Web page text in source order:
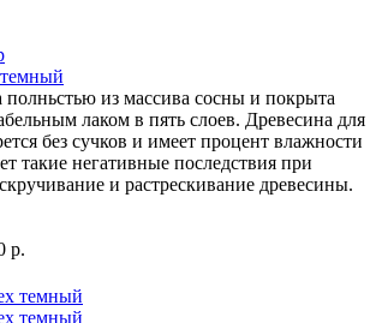
полньстью из массива сосны и покрыта
лаком в пять слоев. Древесина для
без сучков и имеет процент влажности
такие негативные последствия при
и растрескивание древесины.
р.